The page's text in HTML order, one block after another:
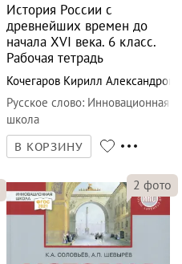
История России с
древнейших времен до
начала XVI века. 6 класс.
Рабочая тетрадь
Кочегаров Кирилл
Русское слово: Инновационная
школа
В КОРЗИНУ
2 фото